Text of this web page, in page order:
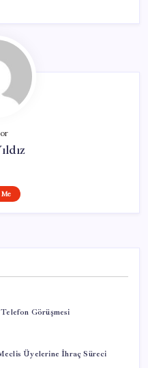
Görüşmesi
Üyelerine İhraç Süreci